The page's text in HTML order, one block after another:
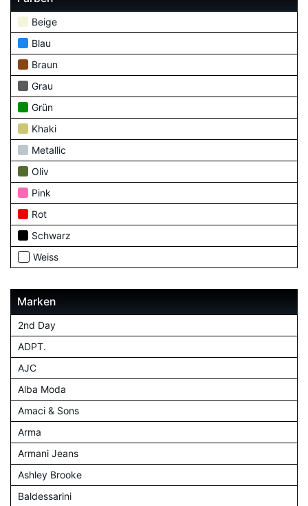
Beige
Blau
Braun
Grau
Grün
Khaki
Metallic
Oliv
Pink
Rot
Schwarz
Weiss
Marken
2nd Day
ADPT.
AJC
Alba Moda
Amaci & Sons
Arma
Armani Jeans
Ashley Brooke
Baldessarini